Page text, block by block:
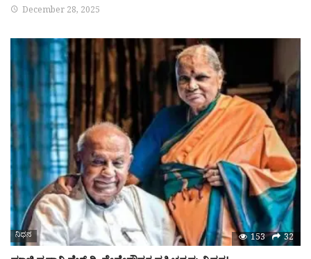
December 28, 2025
ನಿಧನ 153 32